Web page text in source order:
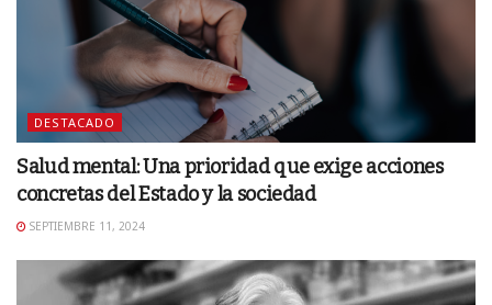
DESTACADO
Salud mental: Una prioridad que exige acciones
concretas del Estado y la sociedad
SEPTIEMBRE 11, 2024